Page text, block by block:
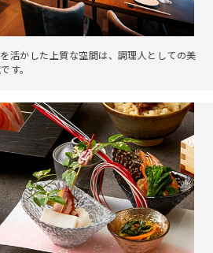
活かした上質な空間は、調理人としての美
す。